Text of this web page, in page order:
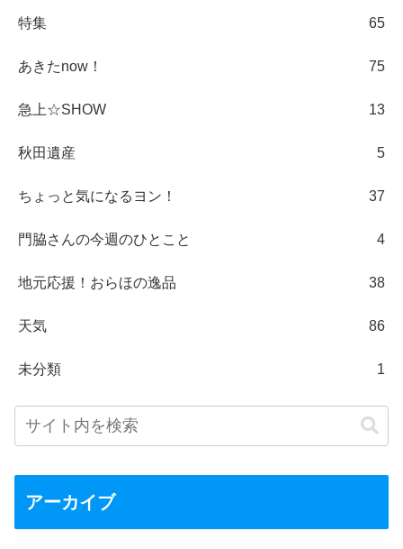
特集 65
あきたnow！ 75
急上☆SHOW 13
秋田遺産 5
ちょっと気になるヨン！ 37
門脇さんの今週のひとこと 4
地元応援！おらほの逸品 38
天気 86
未分類 1
アーカイブ